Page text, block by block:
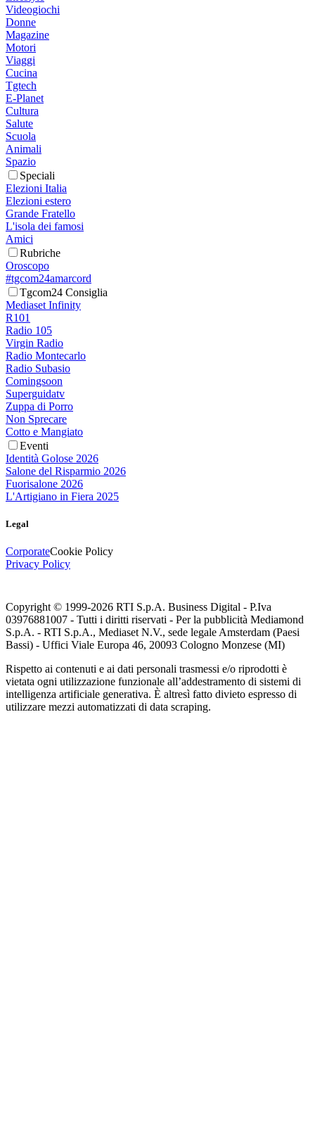
Videogiochi
Donne
Magazine
Motori
Viaggi
Cucina
Tgtech
E-Planet
Cultura
Salute
Scuola
Animali
Spazio
Speciali
Elezioni Italia
Elezioni estero
Grande Fratello
L'isola dei famosi
Amici
Rubriche
Oroscopo
#tgcom24amarcord
Tgcom24 Consiglia
Mediaset Infinity
R101
Radio 105
Virgin Radio
Radio Montecarlo
Radio Subasio
Comingsoon
Superguidatv
Zuppa di Porro
Non Sprecare
Cotto e Mangiato
Eventi
Identità Golose 2026
Salone del Risparmio 2026
Fuorisalone 2026
L'Artigiano in Fiera 2025
Legal
CorporateCookie Policy
Privacy Policy
Copyright © 1999-2026 RTI S.p.A. Business Digital - P.Iva
03976881007 - Tutti i diritti riservati - Per la pubblicità Mediamond
S.p.A. - RTI S.p.A., Mediaset N.V., sede legale Amsterdam (Paesi
Bassi) - Uffici Viale Europa 46, 20093 Cologno Monzese (MI)
Rispetto ai contenuti e ai dati personali trasmessi e/o riprodotti è
vietata ogni utilizzazione funzionale all’addestramento di sistemi di
intelligenza artificiale generativa. È altresì fatto divieto espresso di
utilizzare mezzi automatizzati di data scraping.